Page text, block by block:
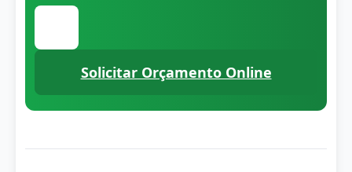
Solicitar Orçamento Online